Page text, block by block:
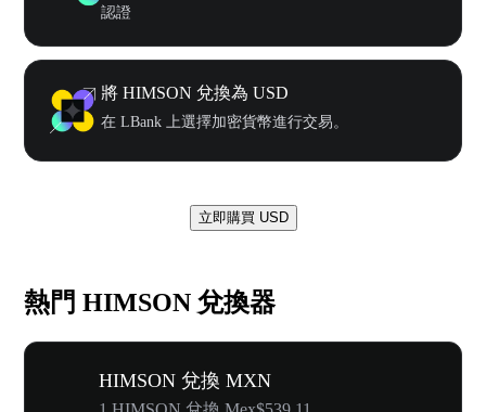
認證
將 HIMSON 兌換為 USD
在 LBank 上選擇加密貨幣進行交易。
立即購買 USD
熱門 HIMSON 兌換器
HIMSON 兌換 MXN